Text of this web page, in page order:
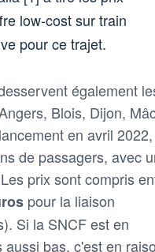
low-cost sur train
pour ce trajet.
également
Blois, Dijon,
en avril
de passagers, avec
prix sont compris
pour la liaison
Si la SNCF est en
bas, c'est en